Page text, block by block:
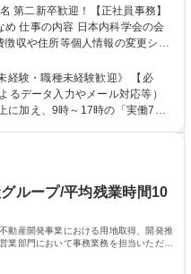
の会
収や住所等個人情報の変更シス
。将来的には、各種委員会の運
会員管理・データ
人情報のシステム登録・更新
認 【問い合わせ対応】 ・会員
経験・職種未経験歓迎》 【必
データ入力やメール対応等）
ループ/平均残業時間10
動産開発事業における用地取得、開発推
業部門において事務業務を担当いただき